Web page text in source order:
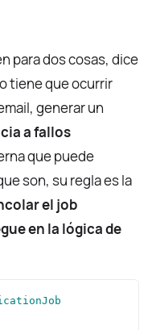
para dos cosas, dice
tiene que ocurrir
generar un
a fallos
que puede
son, su regla es la
el job
en la lógica de